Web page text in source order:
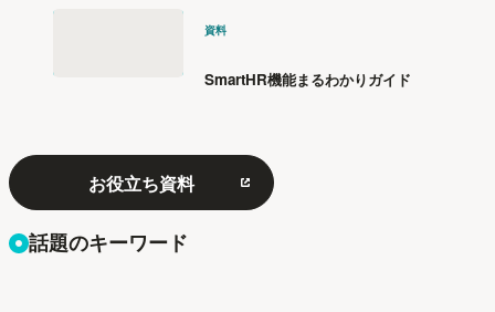
資料
SmartHR機能まるわかりガイド
お役立ち資料
話題のキーワード